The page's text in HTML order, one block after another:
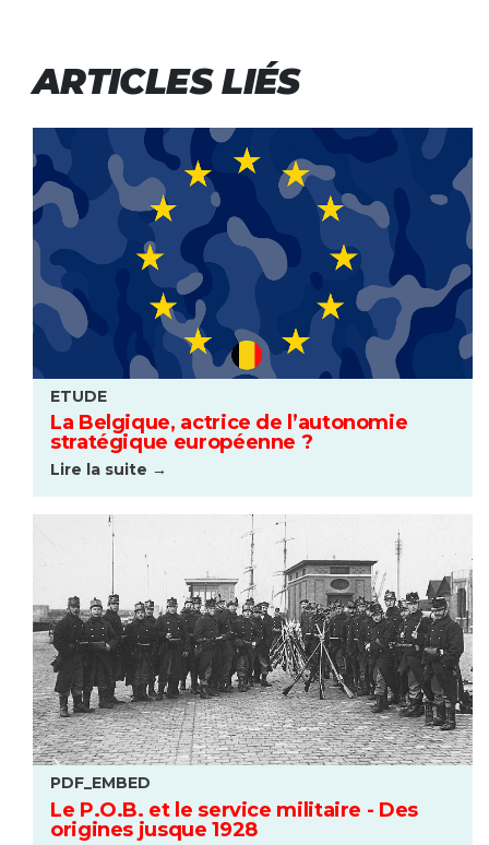
ARTICLES LIÉS
ETUDE
La Belgique, actrice de l’autonomie
stratégique européenne ?
Lire la suite →
PDF_EMBED
Le P.O.B. et le service militaire - Des
origines jusque 1928